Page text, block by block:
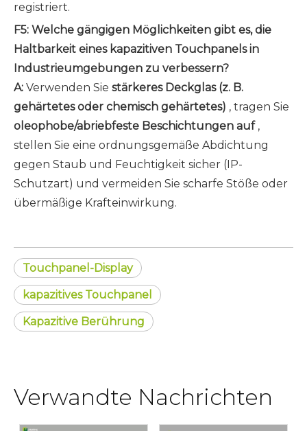
registriert.
F5: Welche gängigen Möglichkeiten gibt es, die
Haltbarkeit eines kapazitiven Touchpanels in
Industrieumgebungen zu verbessern?
A: Verwenden Sie stärkeres Deckglas (z. B.
gehärtetes oder chemisch gehärtetes) , tragen Sie
oleophobe/abriebfeste Beschichtungen auf ,
stellen Sie eine ordnungsgemäße Abdichtung
gegen Staub und Feuchtigkeit sicher (IP-
Schutzart) und vermeiden Sie scharfe Stöße oder
übermäßige Krafteinwirkung.
Touchpanel-Display
kapazitives Touchpanel
Kapazitive Berührung
Verwandte Nachrichten